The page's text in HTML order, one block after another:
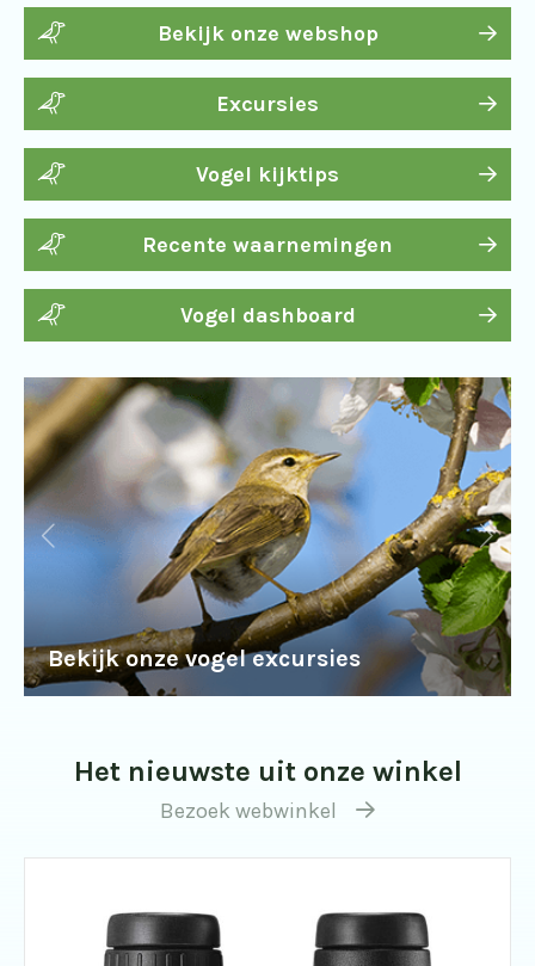
Bekijk onze webshop
Excursies
Vogel kijktips
Recente waarnemingen
Vogel dashboard
Bekijk onze vogel excursies
Het nieuwste uit onze winkel
Bezoek webwinkel